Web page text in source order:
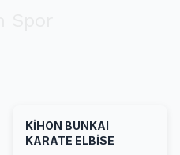
KİHON BUNKAI
KARATE ELBİSE